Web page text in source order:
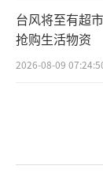
台风将至有超
抢购生活物资
2026-08-09